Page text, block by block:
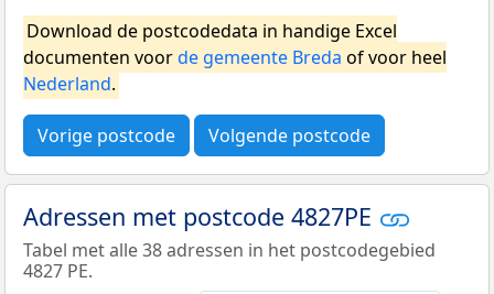
Download de postcodedata in handige Excel
documenten voorde gemeente Breda of voor heel
Nederland.
Vorige postcode Volgende postcode
Adressen met postcode 4827PE
Tabel met alle 38 adressen in het postcodegebied
4827 PE.